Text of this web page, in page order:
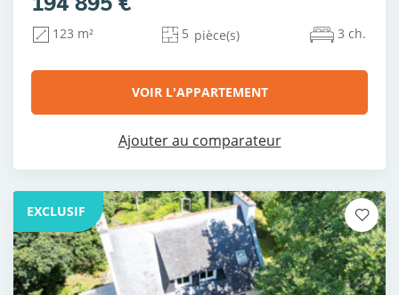
123 m² 5 pièce(s) 3 ch.
VOIR L'APPARTEMENT
Ajouter au comparateur
EXCLUSIF